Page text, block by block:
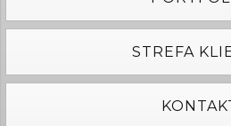
STREFA